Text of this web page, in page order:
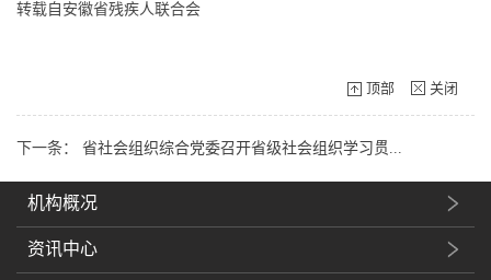
转载自安徽省残疾人联合会
顶部 关闭
下一条： 省社会组织综合党委召开省级社会组织学习贯...
机构概况
资讯中心